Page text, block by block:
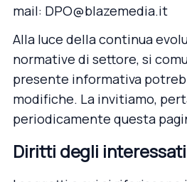
mail: DPO@blazemedia.it
Alla luce della continua
normative di settore, si
presente informativa
modifiche. La invitiamo,
periodicamente questa
Diritti degli interessati